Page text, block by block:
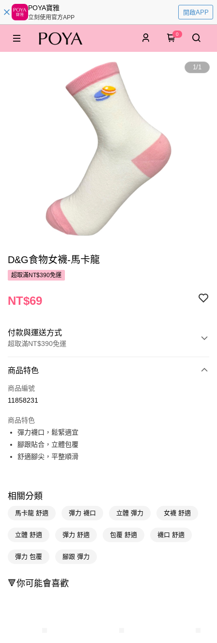
POYA寶雅
立刻使用官方APP
開啟APP
0
1/1
D&G食物女襪-馬卡龍
超取滿NT$390免運
NT$69
付款與運送方式
超取滿NT$390免運
POYA支付
信用卡一次付款
LINE Pay
Apple Pay
Google Pay
相關說明
便利好安心！
２．便利：只要手機號碼，簡訊認證，即可結帳。
３．安心：先確認商品／服務後，再付款。
全家取貨付款
商品特色
商品編號
11858231
商品特色
彈力襪口，鬆緊適宜
腳跟貼合，立體包覆
舒適腳尖，平整順滑
相關分類
馬卡龍 舒適 彈力 襪口 立體 彈力 女襪 舒適
立體 舒適 彈力 舒適 包覆 舒適 襪口 舒適
彈力 包覆 腳跟 彈力
🔻你可能會喜歡